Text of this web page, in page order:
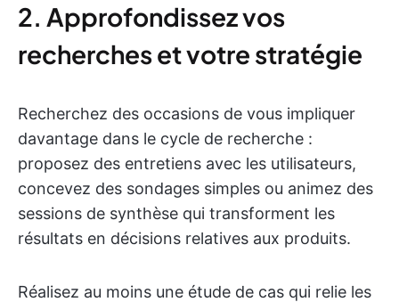
2. Approfondissez vos
recherches et votre stratégie
Recherchez des occasions de vous impliquer
davantage dans le cycle de recherche :
proposez des entretiens avec les utilisateurs,
concevez des sondages simples ou animez des
sessions de synthèse qui transforment les
résultats en décisions relatives aux produits.
Réalisez au moins une étude de cas qui relie les